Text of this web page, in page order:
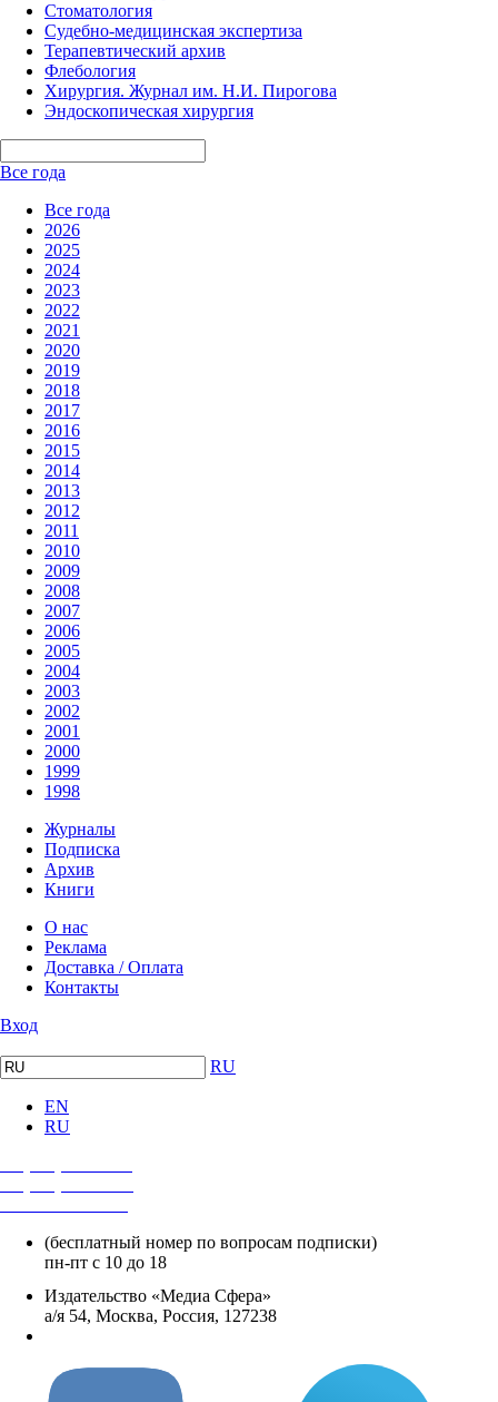
Стоматология
Судебно-медицинская экспертиза
Терапевтический архив
Флебология
Хирургия. Журнал им. Н.И. Пирогова
Эндоскопическая хирургия
Все года
Все года
2026
2025
2024
2023
2022
2021
2020
2019
2018
2017
2016
2015
2014
2013
2012
2011
2010
2009
2008
2007
2006
2005
2004
2003
2002
2001
2000
1999
1998
Журналы
Подписка
Архив
Книги
О нас
Реклама
Доставка / Оплата
Контакты
Вход
RU
EN
RU
(бесплатный номер по вопросам подписки)
пн-пт с 10 до 18
Издательство «Медиа Сфера»
а/я 54, Москва, Россия, 127238